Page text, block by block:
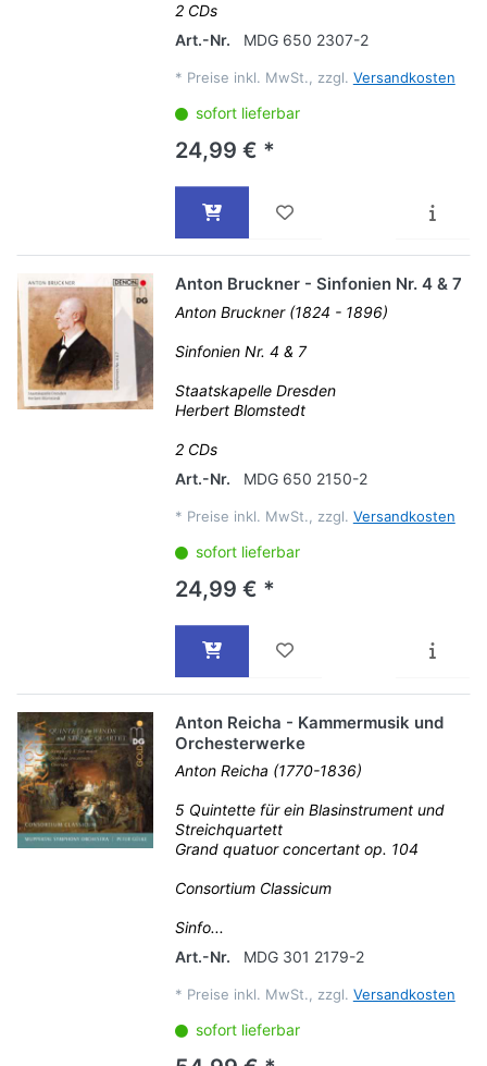
2 CDs
Art.-Nr.
MDG 650 2307-2
* Preise inkl. MwSt., zzgl. Versandkosten
sofort lieferbar
24,99 € *
Anton Bruckner - Sinfonien Nr. 4 & 7
Anton Bruckner (1824 - 1896)
Sinfonien Nr. 4 & 7
Staatskapelle Dresden
Herbert Blomstedt
2 CDs
Art.-Nr.
MDG 650 2150-2
* Preise inkl. MwSt., zzgl. Versandkosten
sofort lieferbar
24,99 € *
Anton Reicha - Kammermusik und
Orchesterwerke
Anton Reicha (1770-1836)
5 Quintette für ein Blasinstrument und
Streichquartett
Grand quatuor concertant op. 104
Consortium Classicum
Sinfo...
Art.-Nr.
MDG 301 2179-2
* Preise inkl. MwSt., zzgl. Versandkosten
sofort lieferbar